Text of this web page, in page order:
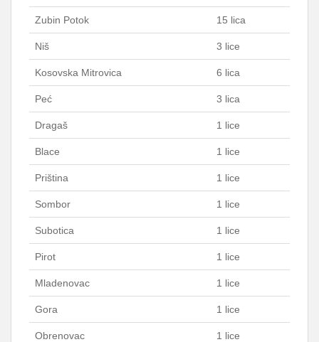
Zubin Potok 15 lica
Niš 3 lice
Kosovska Mitrovica 6 lica
Peć 3 lica
Dragaš 1 lice
Blace 1 lice
Priština 1 lice
Sombor 1 lice
Subotica 1 lice
Pirot 1 lice
Mladenovac 1 lice
Gora 1 lice
Obrenovac 1 lice